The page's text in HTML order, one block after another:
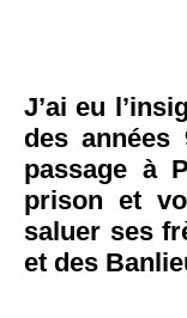
J’ai eu
des
passage à
prison et
saluer ses
et des